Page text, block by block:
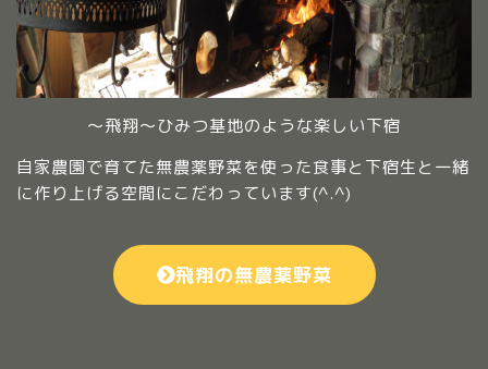
～飛翔～ひみつ基地のような楽しい下宿
自家農園で育てた無農薬野菜を使った食事と下宿生と一緒
に作り上げる空間にこだわっています(^.^)
飛翔の無農薬野菜